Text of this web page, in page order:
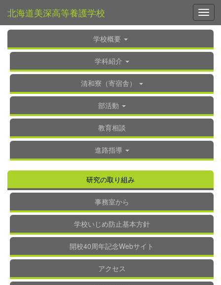
北海道美深高等養護学校
学校概要
学科紹介
清和寮（寄宿舎）
部活動
教育相談
進路指導
研究の取り組み
事務室から
学校いじめ防止基本方針
開校40周年記念Webサイト
アクセス